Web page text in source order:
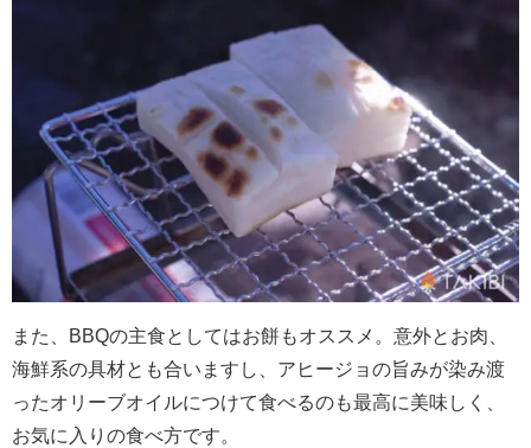
また、 BBQの主食としてはお餅もオススメ。意外とお肉、
海鮮系の具材とも合いますし、アヒージョの旨みが染み渡
ったオリーブオイルにつけて食べるのも最高に美味しく、
お気に入りの食べ方です。